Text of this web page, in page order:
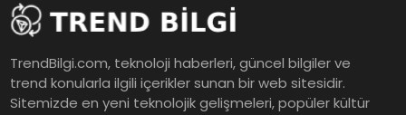
TrendBilgi.com, teknoloji haberleri, güncel bilgiler ve
trend konularla ilgili içerikler sunan bir web sitesidir.
Sitemizde en yeni teknolojik gelişmeleri, popüler kültür